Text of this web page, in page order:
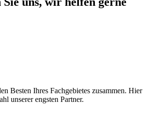
Besten Ihres Fachgebietes zusammen. Hier
unserer engsten Partner.